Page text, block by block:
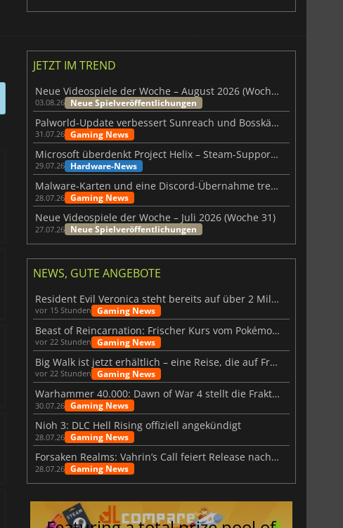
JETZT IM TREND
Neue Videospiele der Woche – August 2026 (Woche 32)
03.08.26 Neue Spielveröffentlichungen
Palworld-Update verbessert Sunreach und Bosskämpfe deutlich
31.07.26 Gaming News
Microsoft überdenkt Project Helix – Steam-Support gefährdet
29.07.26 Hardware-News
Malware-Karten und eine Discord-Übernahme treffen Meccha Chameleon
28.07.26 Gaming News
Neue Videospiele der Woche – Juli 2026 (Woche 31)
27.07.26 Neue Spielveröffentlichungen
NEWS, GUTE ANGEBOTE
Resident Evil Veronica steht bereits auf über 2 Millionen Wunschlisten
vor 15 Stunden Gaming News
Beast of Reincarnation: Frischer Kurs vom Pokémon-Studio
vor 22 Stunden Gaming News
Big Walk ist jetzt erhältlich – eine Reise, die auf Freundschaft basiert
vor 22 Stunden Gaming News
Warhammer 40.000: Dawn of War 4 stellt die Fraktion der Necrons vor
30.07.26 Gaming News
Nioh 3: DLC Hell Rising offiziell angekündigt
28.07.26 Gaming News
Forsaken Realms: Vahrin’s Call feiert Release nach 10 Jahren
28.07.26 Gaming News